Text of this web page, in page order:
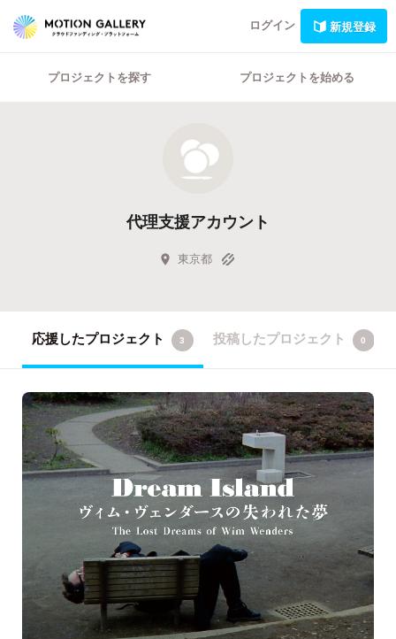
ログイン 新規登録
プロジェクトを探す プロジェクトを始める
代理支援アカウント
東京都
応援したプロジェクト 3 投稿したプロジェクト 0